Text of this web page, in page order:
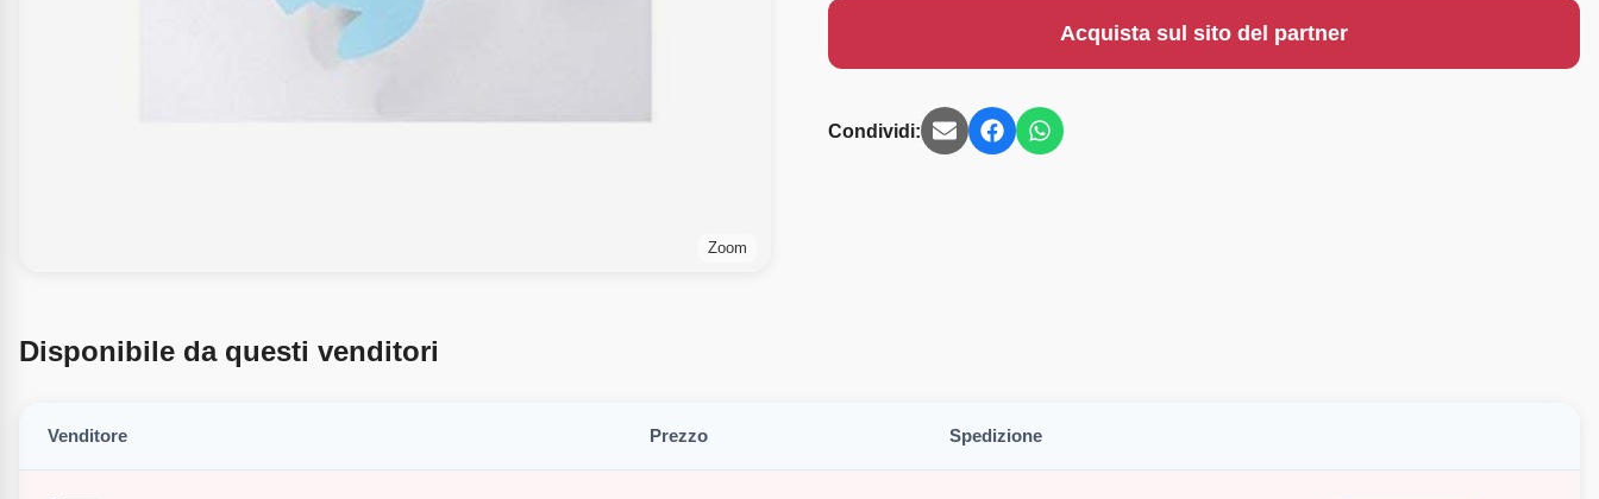
Zoom
Acquista sul sito del partner
Condividi:
Disponibile da questi venditori
Venditore Prezzo Spedizione